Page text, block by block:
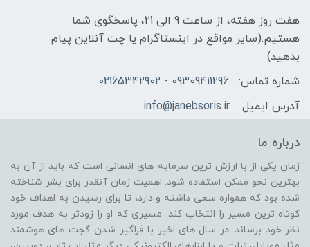
هفت روز هفته، از ساعت 9 الی 21، پاسخگوی شما
هستیم.(سایر مواقع در اینستاگرام یا چت آنلاین پیام
بدهید)
شماره تماس:
09309411296 - 02165342902
آدرس ایمیل:
info@janebsoris.ir
درباره ما
زمان یکی از با ارزش ترین سرمایه های انسانی است که باید از آن به
بهترین نحو ممکن استفاده شود. اهمیت زمان آنقدر برای بشر شناخته
شده بود که همواره سعی داشته و دارد، تا برای رسیدن به اهداف خود
کوتاه ترین مسیر را انتخاب کند. مسیری که او را زودتر به هدف مورد
نظر خود برساند. در سال های اخیر با فراگیر شدن گجت های هوشمند